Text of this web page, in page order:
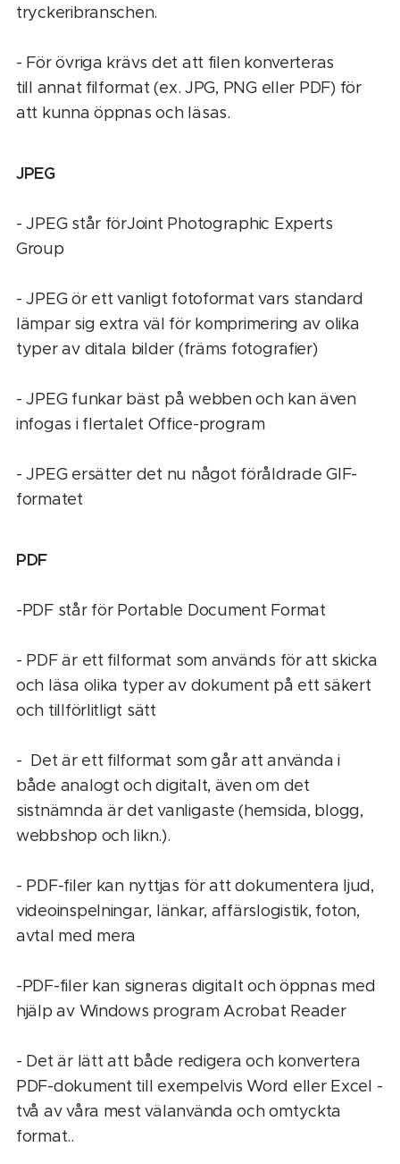
tryckeribranschen.
- För övriga krävs det att filen konverteras
till annat filformat (ex. JPG, PNG eller PDF) för
att kunna öppnas och läsas.
JPEG
- JPEG står förJoint Photographic Experts
Group
- JPEG ör ett vanligt fotoformat vars standard
lämpar sig extra väl för komprimering av olika
typer av ditala bilder (främs fotografier)
- JPEG funkar bäst på webben och kan även
infogas i flertalet Office-program
- JPEG ersätter det nu något föråldrade GIF-
formatet
PDF
-PDF står för Portable Document Format
- PDF är ett filformat som används för att skicka
och läsa olika typer av dokument på ett säkert
och tillförlitligt sätt
- Det är ett filformat som går att använda i
både analogt och digitalt, även om det
sistnämnda är det vanligaste (hemsida, blogg,
webbshop och likn.).
- PDF-filer kan nyttjas för att dokumentera ljud,
videoinspelningar, länkar, affärslogistik, foton,
avtal med mera
-PDF-filer kan signeras digitalt och öppnas med
hjälp av Windows program Acrobat Reader
- Det är lätt att både redigera och konvertera
PDF-dokument till exempelvis Word eller Excel -
två av våra mest välanvända och omtyckta
format..